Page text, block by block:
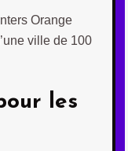
Orange
ville de 100
les